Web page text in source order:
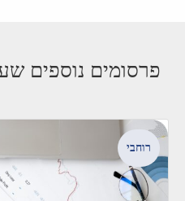
פרסומים נוספים
רוחבי